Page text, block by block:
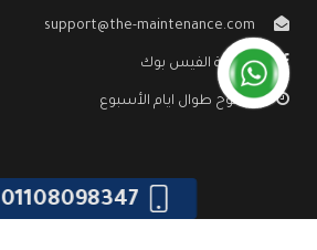
support@the-maintenance.com
صفحة الفيس بوك
مفتوح طوال ايام الأسبوع
01108098347